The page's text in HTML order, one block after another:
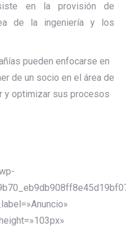
en la provisión de
de la ingeniería y los
pueden enfocarse en
de un socio en el área de
y optimizar sus procesos